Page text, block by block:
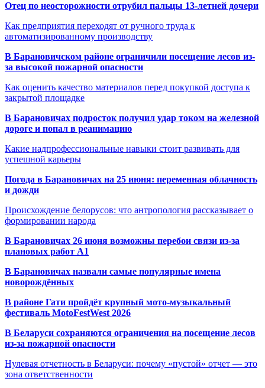
Отец по неосторожности отрубил пальцы 13-летней дочери
Как предприятия переходят от ручного труда к
автоматизированному производству
В Барановичском районе ограничили посещение лесов из-
за высокой пожарной опасности
Как оценить качество материалов перед покупкой доступа к
закрытой площадке
В Барановичах подросток получил удар током на железной
дороге и попал в реанимацию
Какие надпрофессиональные навыки стоит развивать для
успешной карьеры
Погода в Барановичах на 25 июня: переменная облачность
и дожди
Происхождение белорусов: что антропология рассказывает о
формировании народа
В Барановичах 26 июня возможны перебои связи из-за
плановых работ A1
В Барановичах назвали самые популярные имена
новорождённых
В районе Гати пройдёт крупный мото-музыкальный
фестиваль MotoFestWest 2026
В Беларуси сохраняются ограничения на посещение лесов
из-за пожарной опасности
Нулевая отчетность в Беларуси: почему «пустой» отчет — это
зона ответственности